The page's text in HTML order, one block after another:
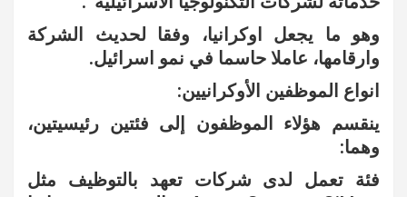
وهو ما يجعل اوكرانيا، وفقا لحديث الشركة
وارقامها، عاملا حاسما في نمو اسرائيل.
انواع الموظفين الأوكرانيين:
ينقسم هؤلاء الموظفون إلى فئتين رئيسيتين،
وهما:
فئة تعمل لدى شركات تعهد بالتوظيف مثل